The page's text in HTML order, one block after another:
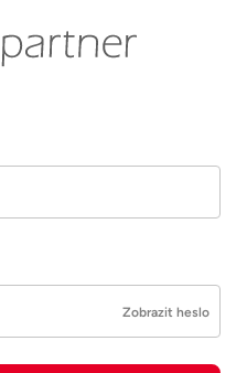
Zobrazit heslo